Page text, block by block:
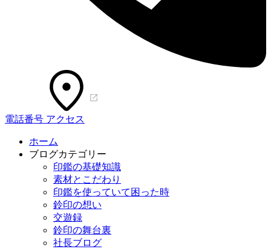
電話番号 アクセス
ホーム
ブログカテゴリー
印鑑の基礎知識
素材とこだわり
印鑑を使っていて困った時
鈴印の想い
交遊録
鈴印の舞台裏
社長ブログ